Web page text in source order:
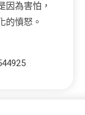
因為害怕，
的憤怒。